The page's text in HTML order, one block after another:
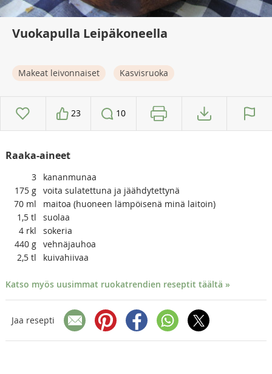
Vuokapulla Leipäkoneella
Makeat leivonnaiset Kasvisruoka
23 10
Raaka-aineet
3
kananmunaa
175 g voita sulatettuna ja jäähdytettynä
70 ml
maitoa (huoneen lämpöisenä minä laitoin)
1,5 tl
suolaa
4 rkl
sokeria
440 g vehnäjauhoa
2,5 tl kuivahiivaa
Katso myös uusimmat ruokatrendien reseptit täältä »
Jaa resepti